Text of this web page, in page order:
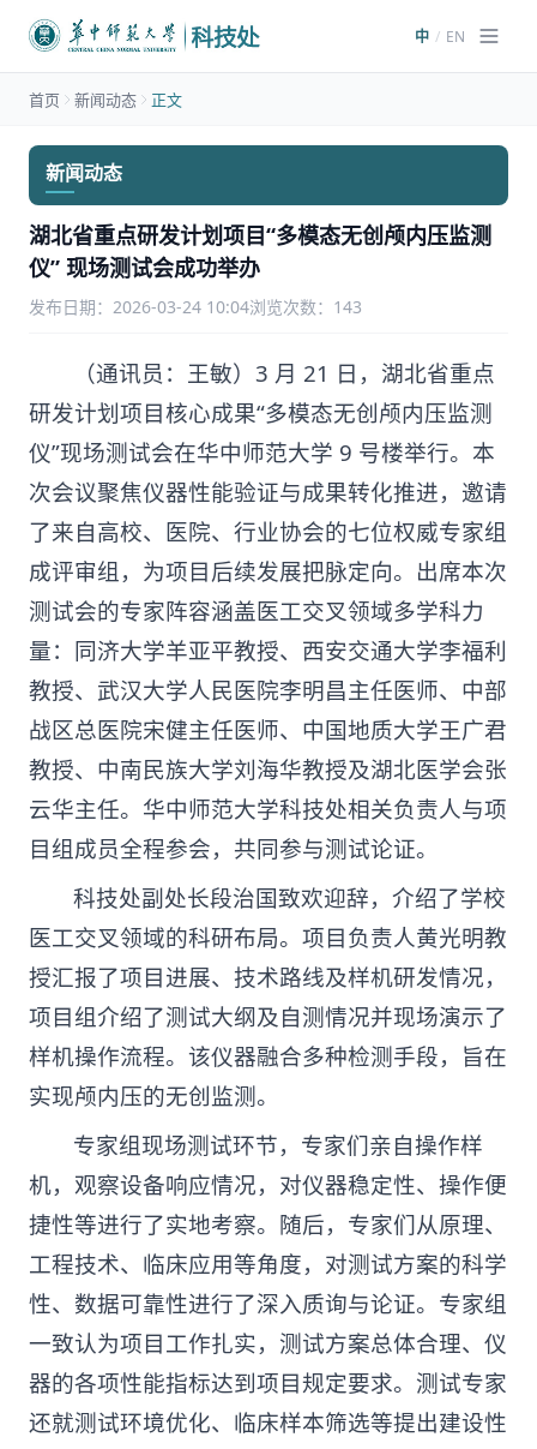
中 / EN
首页 新闻动态 正文
新闻动态
湖北省重点研发计划项目“多模态无创颅内压监测
仪” 现场测试会成功举办
发布日期：2026-03-24 10:04浏览次数： 143
（通讯员：王敏）3 月 21 日，湖北省重点
研发计划项目核心成果“多模态无创颅内压监测
仪”现场测试会在华中师范大学 9 号楼举行。本
次会议聚焦仪器性能验证与成果转化推进，邀请
了来自高校、医院、行业协会的七位权威专家组
成评审组，为项目后续发展把脉定向。出席本次
测试会的专家阵容涵盖医工交叉领域多学科力
量：同济大学羊亚平教授、西安交通大学李福利
教授、武汉大学人民医院李明昌主任医师、中部
战区总医院宋健主任医师、中国地质大学王广君
教授、中南民族大学刘海华教授及湖北医学会张
云华主任。华中师范大学科技处相关负责人与项
目组成员全程参会，共同参与测试论证。
科技处副处长段治国致欢迎辞，介绍了学校
医工交叉领域的科研布局。项目负责人黄光明教
授汇报了项目进展、技术路线及样机研发情况，
项目组介绍了测试大纲及自测情况并现场演示了
样机操作流程。该仪器融合多种检测手段，旨在
实现颅内压的无创监测。
专家组现场测试环节，专家们亲自操作样
机，观察设备响应情况，对仪器稳定性、操作便
捷性等进行了实地考察。随后，专家们从原理、
工程技术、临床应用等角度，对测试方案的科学
性、数据可靠性进行了深入质询与论证。专家组
一致认为项目工作扎实，测试方案总体合理、仪
器的各项性能指标达到项目规定要求。测试专家
还就测试环境优化、临床样本筛选等提出建设性